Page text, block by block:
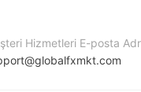
Hizmetleri E-posta